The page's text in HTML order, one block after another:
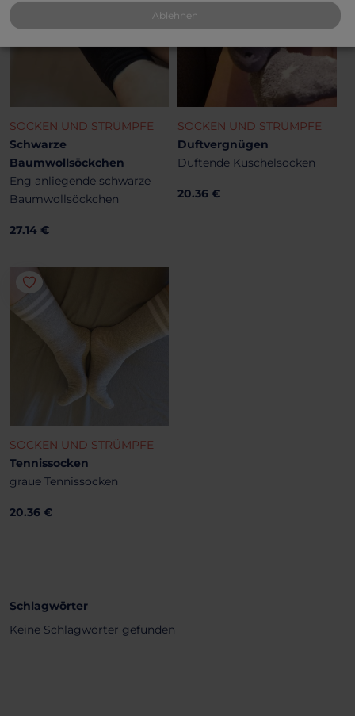
SOCKEN UND STRÜMPFE
Schwarze
Baumwollsöckchen
Eng anliegende schwarze
Baumwollsöckchen
27.14 €
SOCKEN UND STRÜMPFE
Duftvergnügen
Duftende Kuschelsocken
20.36 €
SOCKEN UND STRÜMPFE
Tennissocken
graue Tennissocken
20.36 €
Schlagwörter
Keine Schlagwörter gefunden
Ablehnen